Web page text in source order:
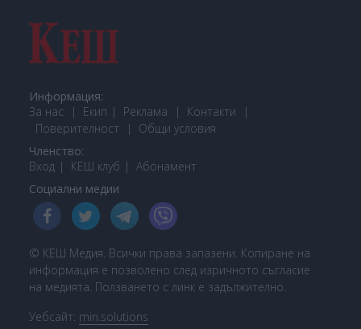
Информация:
За нас
Екип Реклама
Контакти
Поверителност
Общи условия
Членство:
Вход
КЕШ клуб Абонамент
Социални медии
© КЕШ Медия. Всички права запазени. Копиране на
информация е позволено след изричното съгласие
на медията. Ползването с линк е задължително.
Уебсайт: min.solutions